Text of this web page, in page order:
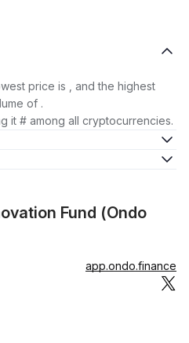
price is , and the highest
of .
it # among all cryptocurrencies.
Fund (Ondo
app.ondo.finance